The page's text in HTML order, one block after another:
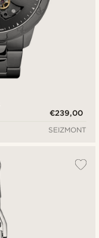
€239,00
SEIZMONT